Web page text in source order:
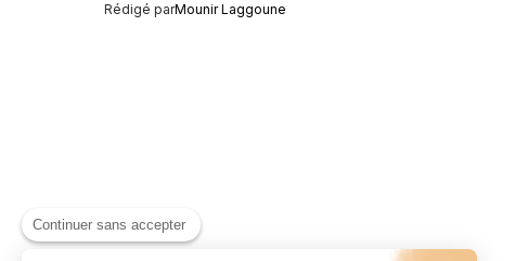
Continuer sans accepter
Rédigé parMounir Laggoune